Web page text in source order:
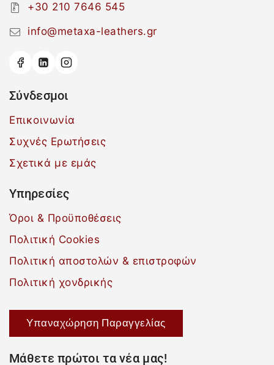
+30 210 7646 545
info@metaxa-leathers.gr
Σύνδεσμοι
Επικοινωνία
Συχνές Ερωτήσεις
Σχετικά με εμάς
Υπηρεσίες
Όροι & Προϋποθέσεις
Πολιτική Cookies
Πολιτική αποστολών & επιστροφών
Πολιτική χονδρικής
Υπαναχώρηση Παραγγελίας
Μάθετε πρώτοι τα νέα μας!